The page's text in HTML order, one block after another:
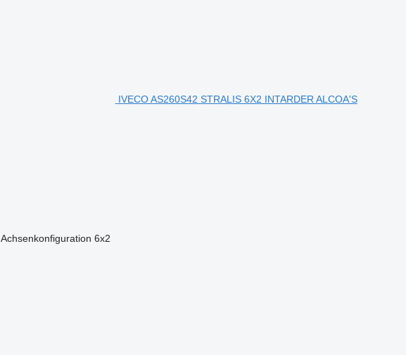
IVECO AS260S42 STRALIS 6X2 INTARDER ALCOA'S
Achsenkonfiguration 6x2